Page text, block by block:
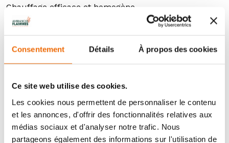
Consentement Détails À propos des cookies
Ce site web utilise des cookies.
Les cookies nous permettent de personnaliser le contenu
et les annonces, d'offrir des fonctionnalités relatives aux
médias sociaux et d'analyser notre trafic. Nous
partageons également des informations sur l'utilisation de
Chauffage efficace et homogène
Le poêle à granulés Ghea est un poêle ventilé. C’est-à-
pièce, ce qui permet d'atteindre la température
souhaitée en peu de temps. Ainsi, votre pièce est
bien discret.
Le poêle à granulés Ghea d’MCZ convient pour